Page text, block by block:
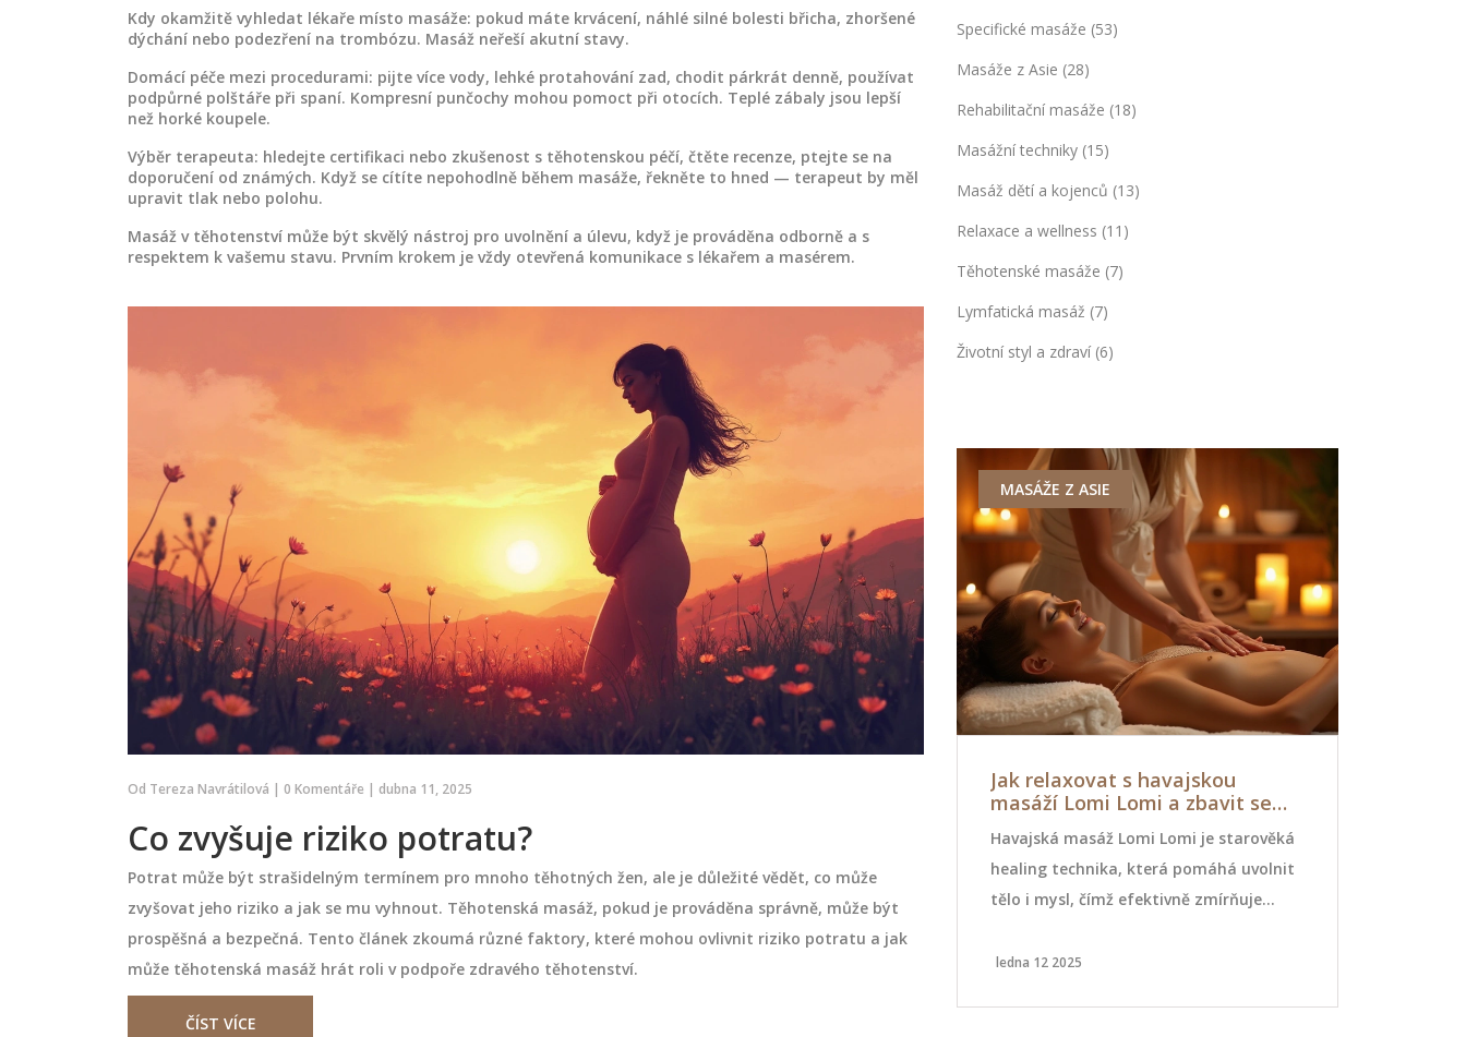
Kdy okamžitě vyhledat lékaře místo masáže: pokud máte krvácení, náhlé silné bolesti břicha, zhoršené
dýchání nebo podezření na trombózu. Masáž neřeší akutní stavy.
Domácí péče mezi procedurami: pijte více vody, lehké protahování zad, chodit párkrát denně, používat
podpůrné polštáře při spaní. Kompresní punčochy mohou pomoct při otocích. Teplé zábaly jsou lepší
než horké koupele.
Výběr terapeuta: hledejte certifikaci nebo zkušenost s těhotenskou péčí, čtěte recenze, ptejte se na
doporučení od známých. Když se cítíte nepohodlně během masáže, řekněte to hned — terapeut by měl
upravit tlak nebo polohu.
Masáž v těhotenství může být skvělý nástroj pro uvolnění a úlevu, když je prováděna odborně a s
respektem k vašemu stavu. Prvním krokem je vždy otevřená komunikace s lékařem a masérem.
Od Tereza Navrátilová | 0 Komentáře | dubna 11, 2025
Co zvyšuje riziko potratu?
Potrat může být strašidelným termínem pro mnoho těhotných žen, ale je důležité vědět, co může
zvyšovat jeho riziko a jak se mu vyhnout. Těhotenská masáž, pokud je prováděna správně, může být
prospěšná a bezpečná. Tento článek zkoumá různé faktory, které mohou ovlivnit riziko potratu a jak
může těhotenská masáž hrát roli v podpoře zdravého těhotenství.
ČÍST VÍCE
Specifické masáže (53)
Masáže z Asie (28)
Rehabilitační masáže (18)
Masážní techniky (15)
Masáž dětí a kojenců (13)
Relaxace a wellness (11)
Těhotenské masáže (7)
Lymfatická masáž (7)
Životní styl a zdraví (6)
jako přírodní
uklidnit tělo a
jen uvolnění - je to
RELAXACE A WELLNESS
Klasická masáž pro lepší náladu
- tipy, techniky a výhody
Klasická masáž stimuluje endorfiny,
snižuje stres a zlepšuje náladu. Přečtěte
si tipy, frekvenci sezení, výběr maséra a
domácí techniky pro dlouhodobý
pozitivní efekt.
září 28 2025
SPECIFICKÉ MASÁŽE
celulitidu, ale může zlepšit strukturu
tkáně, odtok tekutin a pružnost kůže.
Průvodce pro začátečníky s praktickými
tipy, efektivními technikami a častými
ledna 30 2026
MASÁŽE Z ASIE
Jak relaxovat s havajskou
masáží Lomi Lomi a zbavit se
Havajská masáž Lomi Lomi je starověká
healing technika, která pomáhá uvolnit
tělo i mysl, čímž efektivně zmírňuje
péčí a používá dlouhé, plynulé pohyby,
ledna 12 2025